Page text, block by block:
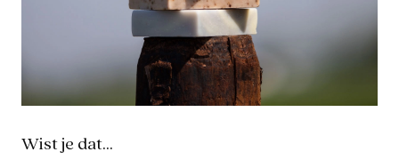
Wist je dat...